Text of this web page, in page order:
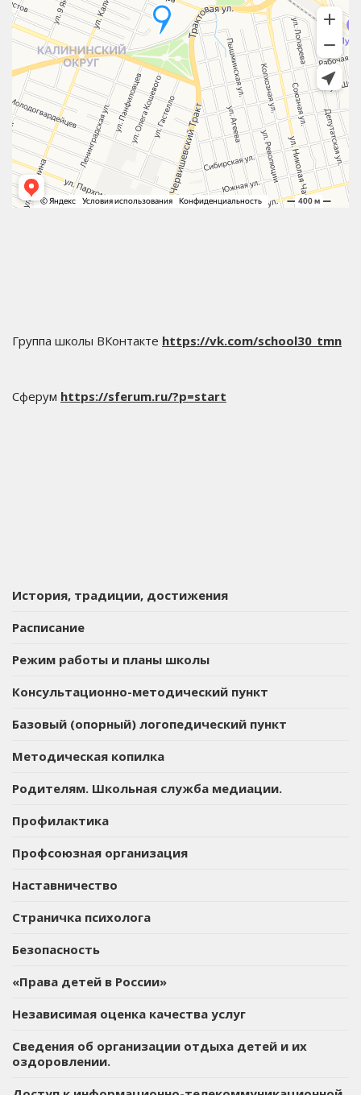
Группа школы ВКонтакте https://vk.com/school30_tmn
Сферум https://sferum.ru/?p=start
История, традиции, достижения
Расписание
Режим работы и планы школы
Консультационно-методический пункт
Базовый (опорный) логопедический пункт
Методическая копилка
Родителям. Школьная служба медиации.
Профилактика
Профсоюзная организация
Наставничество
Страничка психолога
Безопасность
«Права детей в России»
Независимая оценка качества услуг
Сведения об организации отдыха детей и их
оздоровлении.